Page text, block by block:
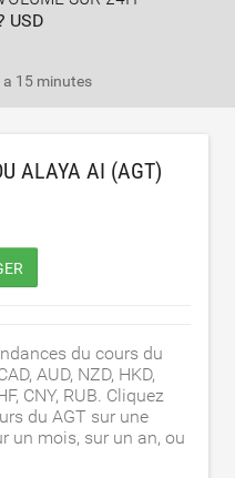
USD
a 15 minutes
ALAYA AI (AGT)
du cours du
AUD, NZD, HKD,
CNY, RUB. Cliquez
du AGT sur une
un mois, sur un an, ou